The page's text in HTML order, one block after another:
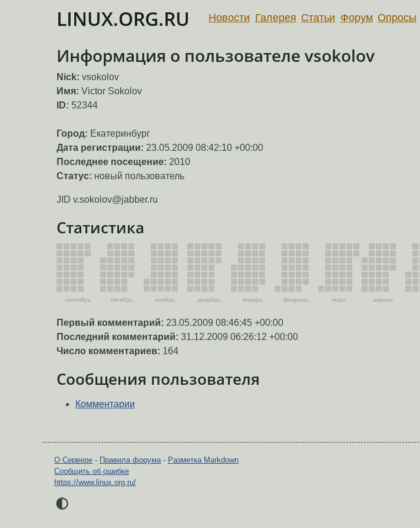
LINUX.ORG.RU Новости Галерея Статьи Форум Опросы
Информация о пользователе vsokolov
Nick: vsokolov
Имя: Victor Sokolov
ID: 52344
Город: Екатеринбург
Дата регистрации: 23.05.2009 08:42:10 +00:00
Последнее посещение: 2010
Статус: новый пользователь
JID v.sokolov@jabber.ru
Статистика
сентябрь октябрь ноябрь декабрь январь февраль март апрель
Первый комментарий: 23.05.2009 08:46:45 +00:00
Последний комментарий: 31.12.2009 06:26:12 +00:00
Число комментариев: 164
Сообщения пользователя
Комментарии
О Сервере - Правила форума- Разметка Markdown
Сообщить об ошибке
https://www.linux.org.ru/